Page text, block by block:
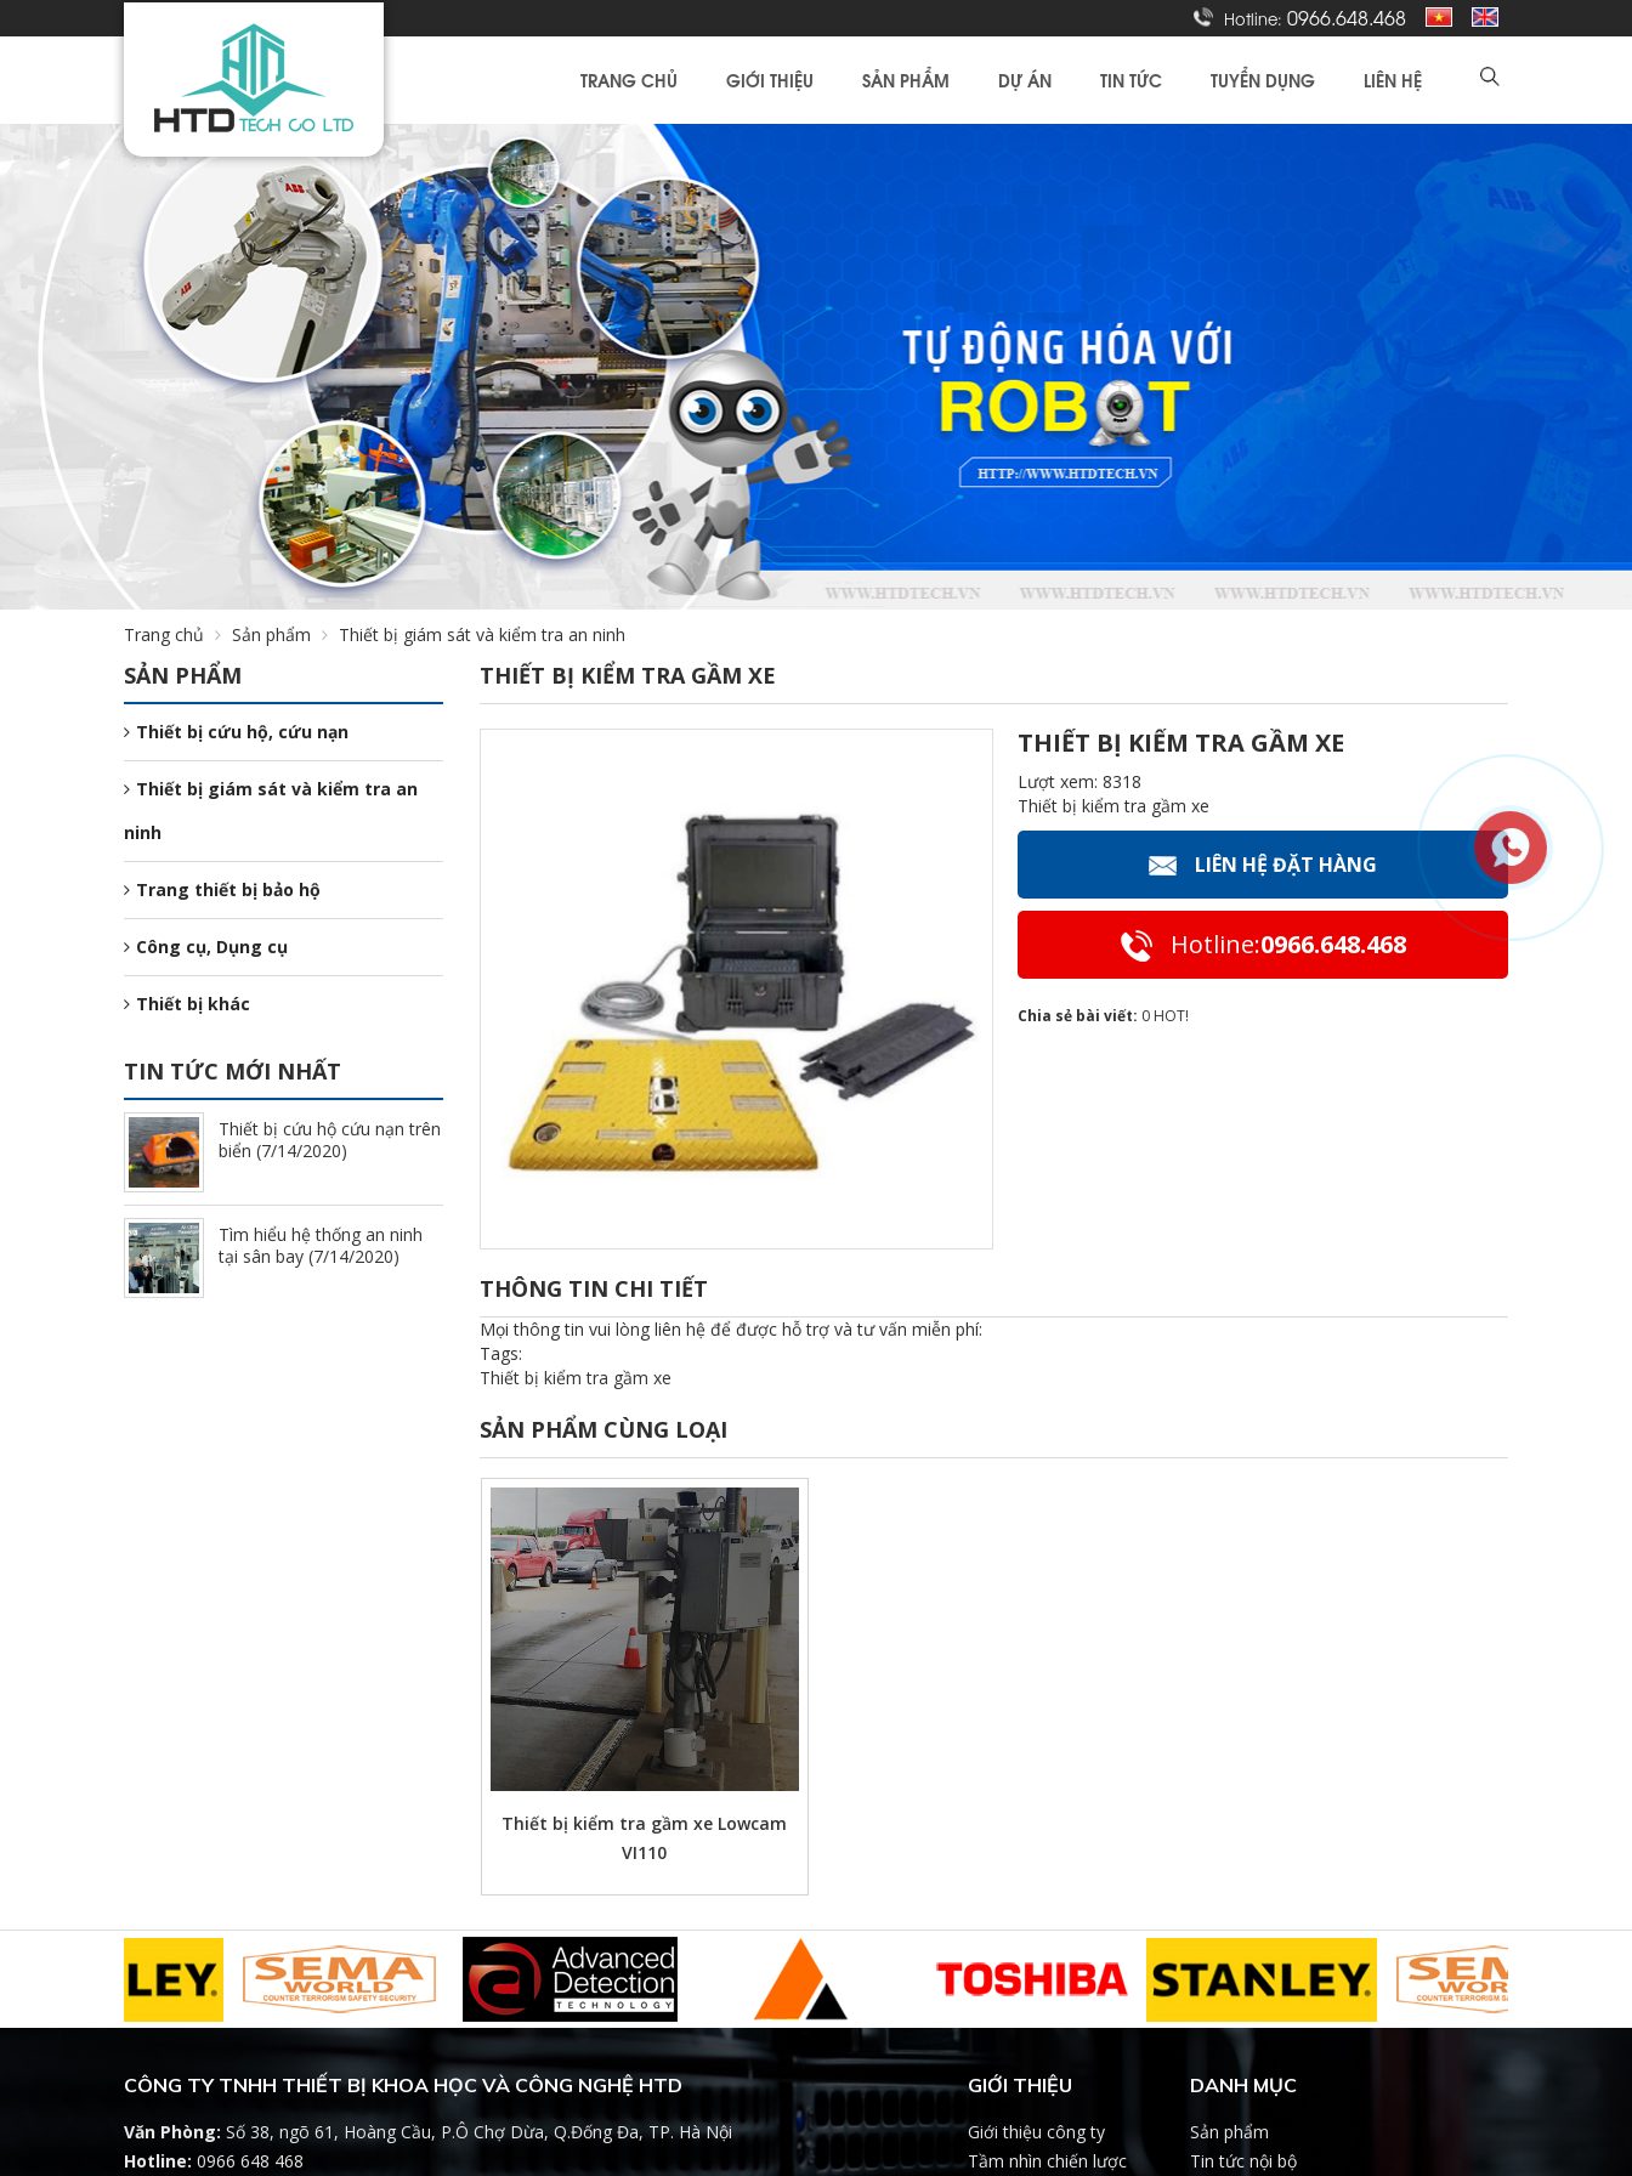
Hotline: 0966.648.468
TRANG CHỦ GIỚI THIỆU SẢN PHẨM DỰ ÁN TIN TỨC TUYỂN DỤNG LIÊN HỆ
Trang chủ Sản phẩm Thiết bị giám sát và kiểm tra an ninh
THIẾT BỊ KIỂM TRA GẦM XE
THIẾT BỊ KIỂM TRA GẦM XE
Lượt xem: 8318
Thiết bị kiểm tra gầm xe
LIÊN HỆ ĐẶT HÀNG
Hotline:0966.648.468
Chia sẻ bài viết: 0 HOT!
THÔNG TIN CHI TIẾT
Mọi thông tin vui lòng liên hệ để được hỗ trợ và tư vấn miễn phí:
Tags:
Thiết bị kiểm tra gầm xe
SẢN PHẨM CÙNG LOẠI
Thiết bị kiểm tra gầm xe Lowcam
VI110
SẢN PHẨM
Thiết bị cứu hộ, cứu nạn
Thiết bị giám sát và kiểm tra an
ninh
Trang thiết bị bảo hộ
Công cụ, Dụng cụ
Thiết bị khác
TIN TỨC MỚI NHẤT
Thiết bị cứu hộ cứu nạn trên
biển (7/14/2020)
Tìm hiểu hệ thống an ninh
tại sân bay (7/14/2020)
CÔNG TY TNHH THIẾT BỊ KHOA HỌC VÀ CÔNG NGHỆ HTD
Văn Phòng: Số 38, ngõ 61, Hoàng Cầu, P.Ô Chợ Dừa, Q.Đống Đa, TP. Hà Nội
Hotline: 0966 648 468
GIỚI THIỆU
Giới thiệu công ty
Tầm nhìn chiến lược
DANH MỤC
Sản phẩm
Tin tức nội bộ